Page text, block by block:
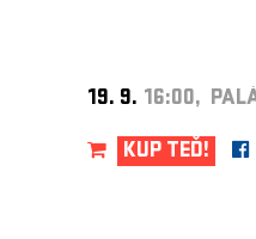
19. 9. 16:00,
KUP TEĎ!